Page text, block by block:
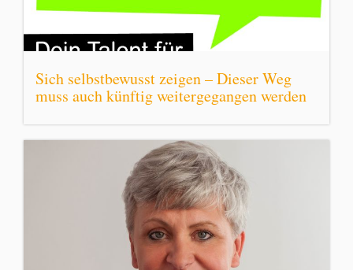
Sich selbstbewusst zeigen – Dieser Weg
muss auch künftig weitergegangen werden